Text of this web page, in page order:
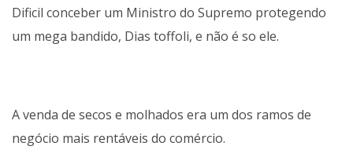
Dificil conceber um Ministro do Supremo protegendo
um mega bandido, Dias toffoli, e não é so ele.
A venda de secos e molhados era um dos ramos de
negócio mais rentáveis do comércio.